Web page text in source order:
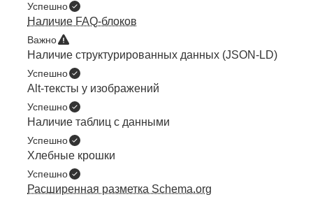
Успешно
Наличие FAQ-блоков
Важно
Наличие структурированных данных (JSON-LD)
Успешно
Alt-тексты у изображений
Успешно
Наличие таблиц с данными
Успешно
Хлебные крошки
Успешно
Расширенная разметка Schema.org